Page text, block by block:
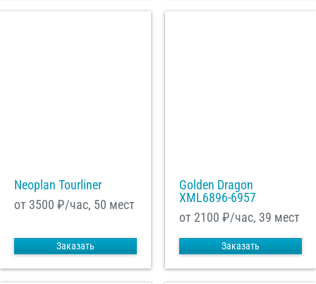
Neoplan Tourliner
от 3500 ₽/час, 50 мест
Заказать
Golden Dragon
XML6896-6957
от 2100 ₽/час, 39 мест
Заказать